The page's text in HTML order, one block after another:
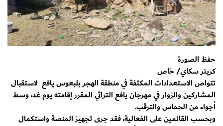
حفظ الصورة
كريتر سكاي/ خاص
تتواص الاستعدادات المكثفة في منطقة الهجر بلبعوس يافع لاستقبال
المشاركين والزوار في مهرجان يافع التراثي المقرر إقامته يوم غد، وسط
أجواء من الحماس والترقب.
وبحسب القائمين على الفعالية، فقد جرى تجهيز المنصة واستكمال